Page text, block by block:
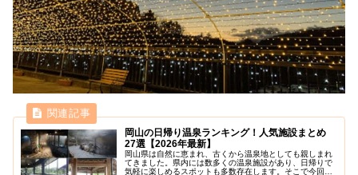
岡山の日帰り温泉ランキング！人気施設まとめ
27選【2026年最新】
岡山県は自然に恵まれ、古くから温泉地としても親しまれ
てきました。県内には数多くの温泉施設があり、日帰りで
気軽に楽しめるスポットも多数存在します。そこで今回、